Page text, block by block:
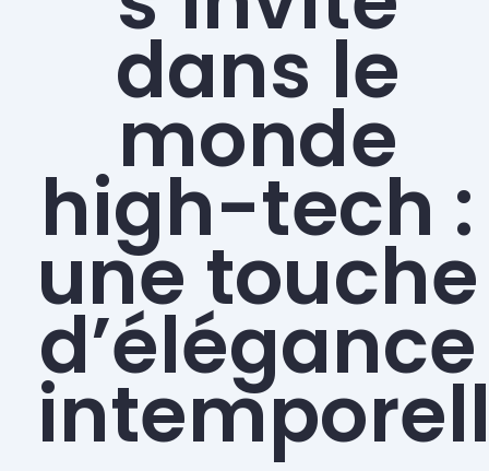
dans le
monde
high-tech :
une touche
d’élégance